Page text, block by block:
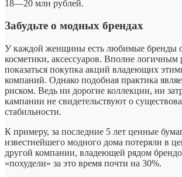
18—20 млн рублей.
Забудьте о модных брендах
У каждой женщины есть любимые бренды
косметики, аксессуаров. Вполне
показаться покупка акций владеющих
компаний. Однако подобная практика
риском. Ведь ни дорогие коллекции, ни
кампании не свидетельствуют о
стабильности.
К примеру, за последние 5 лет ценные
известнейшего модного дома потеряли в
другой компании, владеющей рядом
«похудели» за это время почти на 30%.